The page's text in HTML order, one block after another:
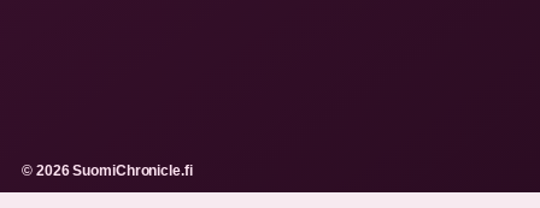
© 2026 SuomiChronicle.fi